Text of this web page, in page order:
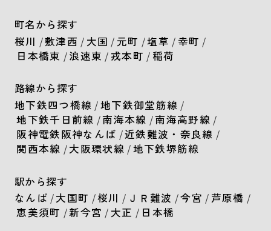
町名から探す
桜川 /敷津西 / 大国 / 元町 /塩草 / 幸町 /
日本橋東 /浪速東 / 戎本町 /稲荷
路線から探す
地下鉄四つ橋線 /地下鉄御堂筋線 /
地下鉄千日前線 /南海本線 /南海高野線 /
阪神電鉄阪神なんば /近鉄難波・奈良線 /
関西本線 /大阪環状線 /地下鉄堺筋線
駅から探す
なんば /大国町 /桜川 / ＪＲ難波 /今宮 / 芦原橋 /
恵美須町 /新今宮 / 大正 / 日本橋